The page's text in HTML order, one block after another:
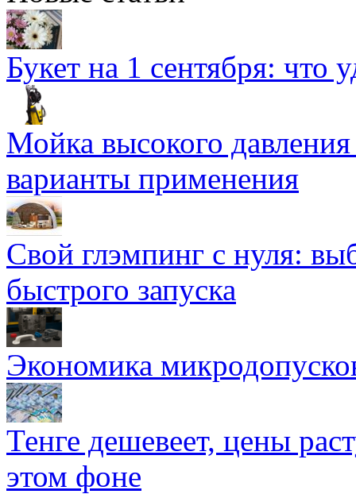
Букет на 1 сентября: что
Мойка высокого
варианты применения
Свой глэмпинг с нуля:
быстрого запуска
Экономика
Тенге дешевеет, цены
этом фоне